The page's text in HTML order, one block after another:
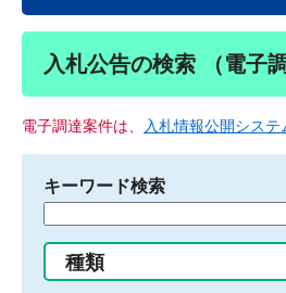
入札公告の検索 （電子
電子調達案件は、 入札情報公開システ
キーワード検索
る
種類